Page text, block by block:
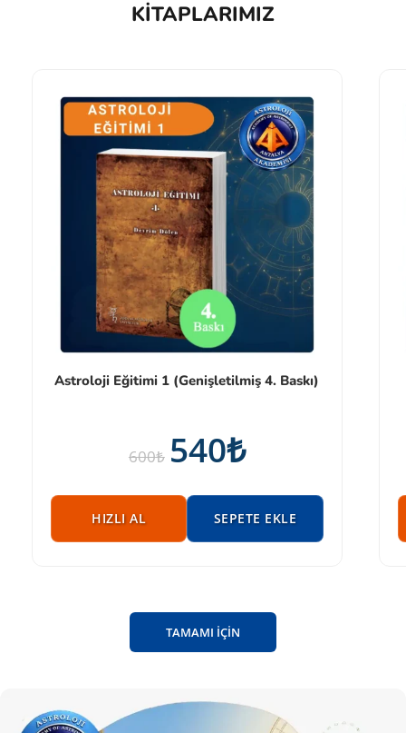
KITAPLARIMIZ
Astroloji Eğitimi 1 (Genişletilmiş 4. Baskı)
600₺ 540₺
HIZLI AL SEPETE EKLE
TAMAMI İÇİN